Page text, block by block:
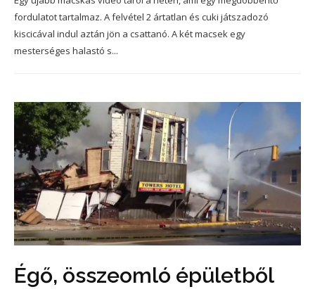
fordulatot tartalmaz. A felvétel 2 ártatlan és cuki játszadozó
kiscicával indul aztán jön a csattanó. A két macsek egy
mesterséges halastó s...
Égő, összeomló épületből